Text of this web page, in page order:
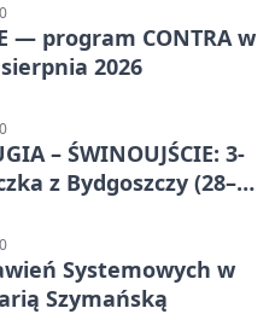
— program CONTRA w
2026
– ŚWINOUJŚCIE: 3-
z Bydgoszczy (28–
Systemowych w
Szymańską